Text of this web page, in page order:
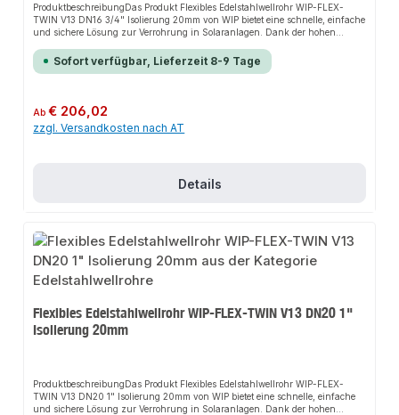
ProduktbeschreibungDas Produkt Flexibles Edelstahlwellrohr WIP-FLEX-
TWIN V13 DN16 3/4" Isolierung 20mm von WIP bietet eine schnelle, einfache
und sichere Lösung zur Verrohrung in Solaranlagen. Dank der hohen
bauliche Gegebenheiten an. Das robuste Design und die einfache Montage
machen dieses Produkt zu einer zuverlässigen Wahl für jede
180°CKorrosionsbeständigkeit20mm Isolierung aus Vlies mit PE-
SchutzfolieAnwendungsbereicheVerrohrung in SolaranlagenInstallationen
auf Dächern und in AußenbereichenProduktdatenMaterial:
Sofort verfügbar, Lieferzeit 8-9 Tage
Regulärer Preis:
Ab€ 206,02
zzgl. Versandkosten nach AT
Details
Flexibles Edelstahlwellrohr WIP-FLEX-TWIN V13 DN20 1"
Isolierung 20mm
ProduktbeschreibungDas Produkt Flexibles Edelstahlwellrohr WIP-FLEX-
TWIN V13 DN20 1" Isolierung 20mm von WIP bietet eine schnelle, einfache
und sichere Lösung zur Verrohrung in Solaranlagen. Dank der hohen